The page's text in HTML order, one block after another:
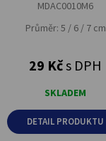
MDAC0010M6
Průměr: 5 / 6 / 7 cm
29 Kčs DPH
SKLADEM
DETAIL PRODUKTU